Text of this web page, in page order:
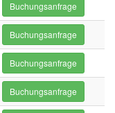
Buchungsanfrage
Buchungsanfrage
Buchungsanfrage
Buchungsanfrage